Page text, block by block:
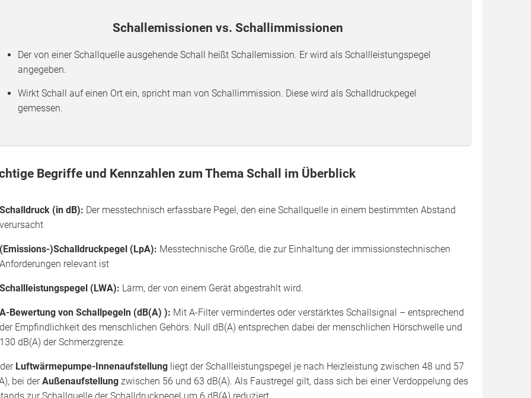
Schallemissionen vs. Schallimmissionen
Der von einer Schallquelle ausgehende Schall heißt Schallemission. Er wird als Schallleistungspegel
angegeben.
Wirkt Schall auf einen Ort ein, spricht man von Schallimmission. Diese wird als Schalldruckpegel
gemessen.
Begriffe und Kennzahlen zum Thema Schall im Überblick
Schalldruck (in dB): Der messtechnisch erfassbare Pegel, den eine Schallquelle in einem bestimmten Abstand
verursacht
(Emissions-)Schalldruckpegel (LpA): Messtechnische Größe, die zur Einhaltung der immissionstechnischen
Anforderungen relevant ist
Schallleistungspegel (LWA): Lärm, der von einem Gerät abgestrahlt wird.
A-Bewertung von Schallpegeln (dB(A) ): Mit A-Filter vermindertes oder verstärktes Schallsignal – entsprechend
der Empfindlichkeit des menschlichen Gehörs. Null dB(A) entsprechen dabei der menschlichen Hörschwelle und
130 dB(A) der Schmerzgrenze.
Luftwärmepumpe-Innenaufstellung liegt der Schallleistungspegel je nach Heizleistung zwischen 48 und 57
bei derAußenaufstellung zwischen 56 und 63 dB(A). Als Faustregel gilt, dass sich bei einer Verdoppelung des